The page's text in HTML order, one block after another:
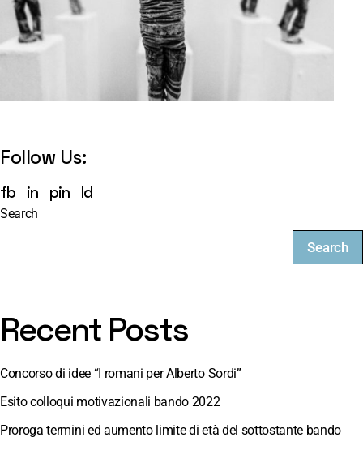
Follow Us:
fb in pin ld
Search
Search
Recent Posts
Concorso di idee “I romani per Alberto Sordi”
Esito colloqui motivazionali bando 2022
Proroga termini ed aumento limite di età del sottostante bando